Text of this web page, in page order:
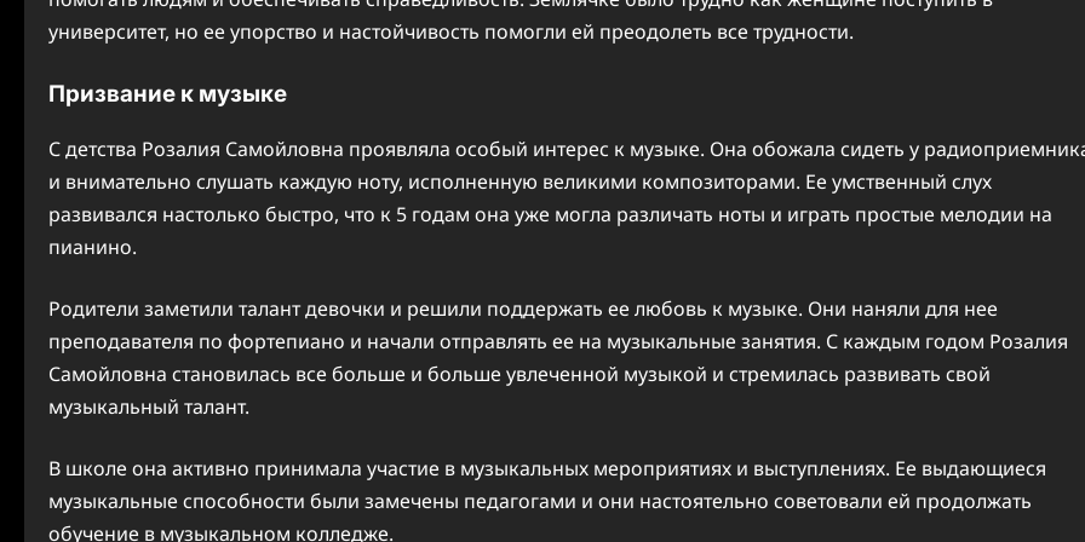
университет, но ее упорство и настойчивость помогли ей преодолеть все трудности.
Призвание к музыке
С детства Розалия Самойловна проявляла особый интерес к музыке. Она обожала сидеть у
и внимательно слушать каждую ноту, исполненную великими композиторами. Ее умственный слух
развивался настолько быстро, что к 5 годам она уже могла различать ноты и играть простые мелодии на
пианино.
Родители заметили талант девочки и решили поддержать ее любовь к музыке. Они наняли для нее
преподавателя по фортепиано и начали отправлять ее на музыкальные занятия. С каждым годом Розалия
Самойловна становилась все больше и больше увлеченной музыкой и стремилась развивать свой
музыкальный талант.
В школе она активно принимала участие в музыкальных мероприятиях и выступлениях. Ее выдающиеся
музыкальные способности были замечены педагогами и они настоятельно советовали ей продолжать
обучение в музыкальном колледже.